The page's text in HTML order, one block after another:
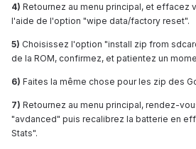
4) Retournez au menu principal, et effacez
l'aide de l'option "wipe data/factory reset".
5) Choisissez l'option "install zip from
de la ROM, confirmez, et patientez un
6) Faites la même chose pour les zip des
7) Retournez au menu principal, rendez-
"avdanced" puis recalibrez la batterie en
Stats".